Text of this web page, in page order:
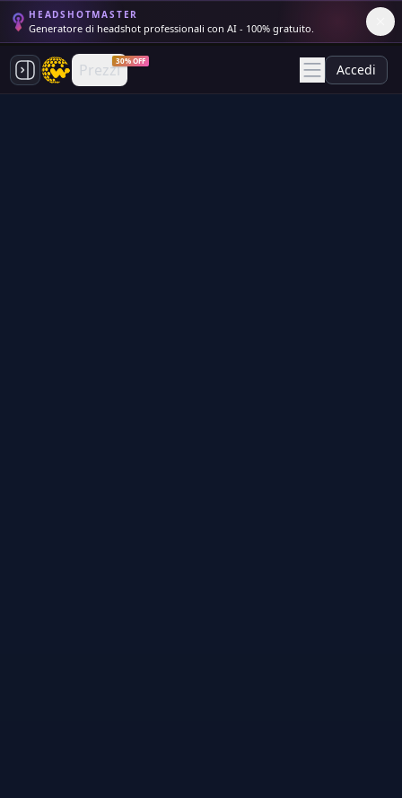
HEADSHOTMASTER
Generatore di headshot professionali con AI - 100% gratuito.
Prezzi30% OFF
Accedi